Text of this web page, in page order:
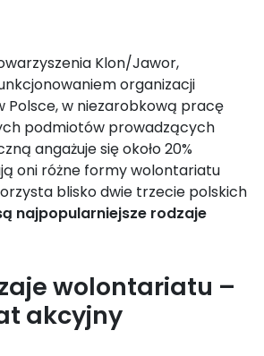
Klon/Jawor,
organizacji
Polsce, w niezarobkową pracę
podmiotów prowadzących
angażuje się około 20%
oni różne formy wolontariatu
blisko dwie trzecie polskich
najpopularniejsze rodzaje
wolontariatu –
akcyjny